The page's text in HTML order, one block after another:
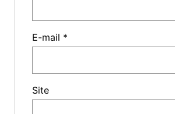
E-mail *
Site